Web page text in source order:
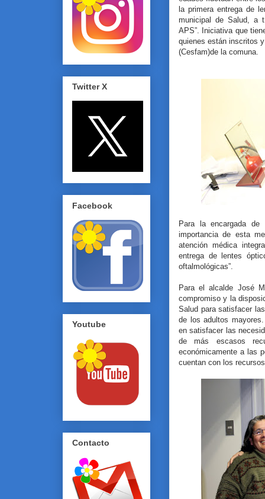
la primera entrega de
municipal de Salud, a
APS”. Iniciativa que
quienes están inscritos
(Cesfam)de la comuna.
Para la encargada de
importancia de esta
atención médica
entrega de lentes
oftalmológicas”.
Para el alcalde José
compromiso y la
Salud para satisfacer
de los adultos
en satisfacer las
de más escasos
económicamente a las
cuentan con los
Twitter X
Facebook
Youtube
Contacto